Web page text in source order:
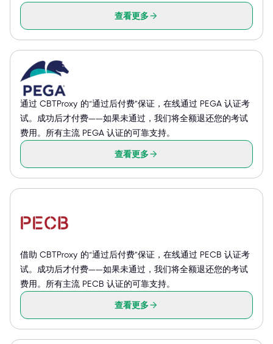
查看更多
通过 CBTProxy 的“通过后付费”保证，在线通过 PEGA 认证考
试。成功后才付费——如果未通过，我们将全额退还您的考试
费用。所有主流 PEGA 认证的可靠支持。
查看更多
借助 CBTProxy 的“通过后付费”保证，在线通过 PECB 认证考
试。成功后才付费——如果未通过，我们将全额退还您的考试
费用。所有主流 PECB 认证的可靠支持。
查看更多